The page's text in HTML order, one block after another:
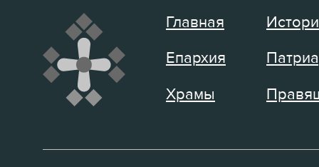
Главная
Епархия
Храмы